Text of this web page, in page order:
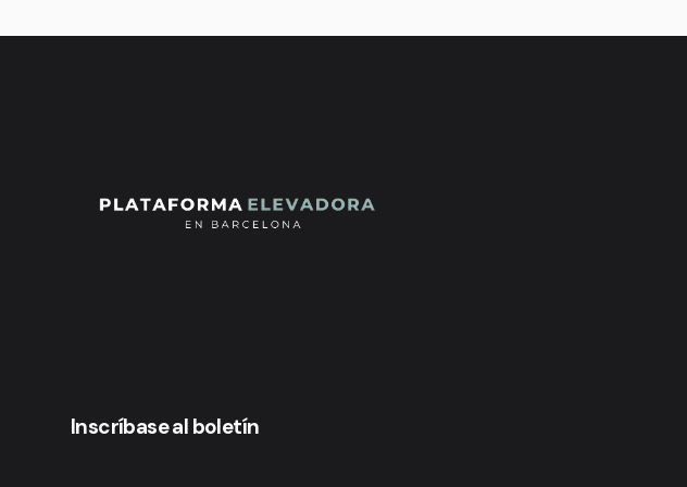
Inscríbase al boletín